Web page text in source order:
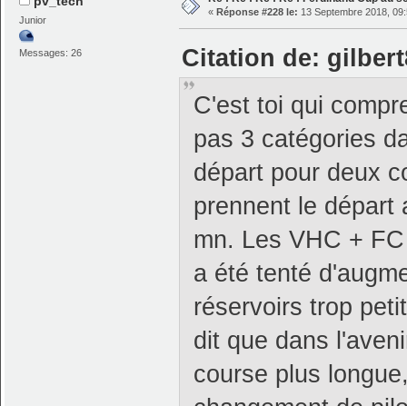
Junior
Messages: 26
« Réponse #228 le: 13 Septembre 2018,
Citation de:
C'est toi qui
pas 3 catégories
départ pour deux
prennent le départ
mn. Les VHC +
a été tenté
réservoirs trop
dit que dans
course plus